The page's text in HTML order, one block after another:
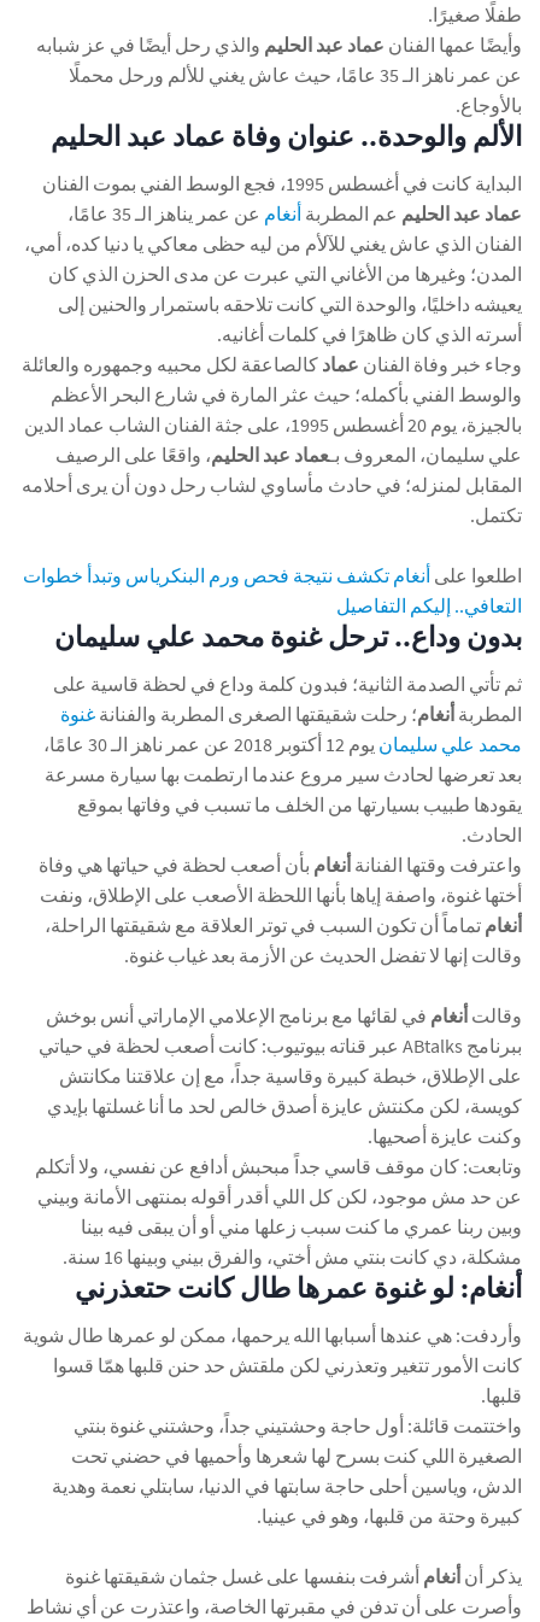
طفلًا صغيرًا.
وأيضًا عمها الفنان عماد عبد الحليم والذي رحل أيضًا في عز شبابه
عن عمر ناهز الـ 35 عامًا، حيث عاش يغني للألم ورحل محملًا
بالأوجاع.
الألم والوحدة.. عنوان وفاة عماد عبد الحليم
البداية كانت في أغسطس 1995، فجع الوسط الفني بموت الفنان
عماد عبد الحليم عم المطربة أنغام
عن عمر يناهز الـ 35 عامًا،
الفنان الذي عاش يغني للآلأم من ليه حظى معاكي يا دنيا كده، أمي،
المدن؛ وغيرها من الأغاني التي عبرت عن مدى الحزن الذي كان
يعيشه داخليًا، والوحدة التي كانت تلاحقه باستمرار والحنين إلى
أسرته الذي كان ظاهرًا في كلمات أغانيه.
وجاء خبر وفاة الفنان عماد كالصاعقة لكل محبيه وجمهوره والعائلة
والوسط الفني بأكمله؛ حيث عثر المارة في شارع البحر الأعظم
بالجيزة، يوم 20 أغسطس 1995، على جثة الفنان الشاب عماد الدين
علي سليمان، المعروف بـعماد عبد الحليم، واقعًا على الرصيف
المقابل لمنزله؛ في حادث مأساوي لشاب رحل دون أن يرى أحلامه
تكتمل.
اطلعوا على أنغام تكشف نتيجة فحص ورم البنكرياس وتبدأ خطوات
التعافي.. إليكم التفاصيل
بدون وداع.. ترحل غنوة محمد علي سليمان
ثم تأتي الصدمة الثانية؛ فبدون كلمة وداع في لحظة قاسية على
المطربةأنغام؛ رحلت شقيقتها الصغرى المطربة والفنانة غنوة
محمد علي سليمان
يوم 12 أكتوبر 2018 عن عمر ناهز الـ 30 عامًا،
بعد تعرضها لحادث سير مروع عندما ارتطمت بها سيارة مسرعة
يقودها طبيب بسيارتها من الخلف ما تسبب في وفاتها بموقع
الحادث.
واعترفت وقتها الفنانةأنغام بأن أصعب لحظة في حياتها هي وفاة
أختها غنوة، واصفة إياها بأنها اللحظة الأصعب على الإطلاق، ونفت
أنغام تماماً أن تكون السبب في توتر العلاقة مع شقيقتها الراحلة،
وقالت إنها لا تفضل الحديث عن الأزمة بعد غياب غنوة.
وقالتأنغام في لقائها مع برنامج الإعلامي الإماراتي أنس بوخش
ببرنامج ABtalks عبر قناته بيوتيوب: كانت أصعب لحظة في حياتي
على الإطلاق، خبطة كبيرة وقاسية جداً، مع إن علاقتنا مكانتش
كويسة، لكن مكنتش عايزة أصدق خالص لحد ما أنا غسلتها بإيدي
وكنت عايزة أصحيها.
وتابعت: كان موقف قاسي جداً مبحبش أدافع عن نفسي، ولا أتكلم
عن حد مش موجود، لكن كل اللي أقدر أقوله بمنتهى الأمانة وبيني
وبين ربنا عمري ما كنت سبب زعلها مني أو أن يبقى فيه بينا
مشكلة، دي كانت بنتي مش أختي، والفرق بيني وبينها 16 سنة.
أنغام: لو غنوة عمرها طال كانت حتعذرني
وأردفت: هي عندها أسبابها الله يرحمها، ممكن لو عمرها طال شوية
كانت الأمور تتغير وتعذرني لكن ملقتش حد حنن قلبها همّا قسوا
قلبها.
واختتمت قائلة: أول حاجة وحشتيني جداً، وحشتني غنوة بنتي
الصغيرة اللي كنت بسرح لها شعرها وأحميها في حضني تحت
الدش، وياسين أحلى حاجة سابتها في الدنيا، سابتلي نعمة وهدية
كبيرة وحتة من قلبها، وهو في عينيا.
يذكر أنأنغام أشرفت بنفسها على غسل جثمان شقيقتها غنوة
وأصرت على أن تدفن في مقبرتها الخاصة، واعتذرت عن أي نشاط